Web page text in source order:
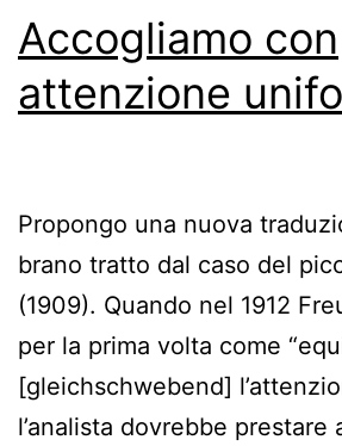
Accogliamo con
attenzione
Propongo una nuova
brano tratto dal caso del
(1909). Quando nel 1912
per la prima volta come
[gleichschwebend]
l’analista dovrebbe